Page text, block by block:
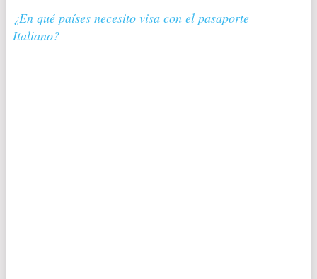
¿En qué países necesito visa con el pasaporte
Italiano?